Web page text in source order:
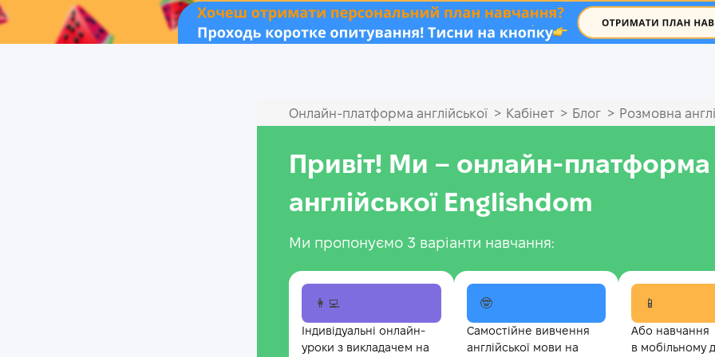
.
Онлайн‑платформа англійської > Кабінет > Блог > Розмовна
Привіт! Ми – онлайн-платформа
англійської Englishdom
Ми пропонуємо 3 варіанти навчання:
👩‍💻
Індивідуальні онлайн-
уроки з викладачем на
🤓
Самостійне вивчення
англійської мови на
📱
Або навчання
в мобільному